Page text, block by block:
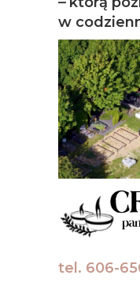
w
tel. 606-